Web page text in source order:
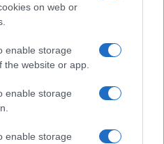
on web or
enable storage
the website or app.
enable storage
enable storage
della riabilitazione e il